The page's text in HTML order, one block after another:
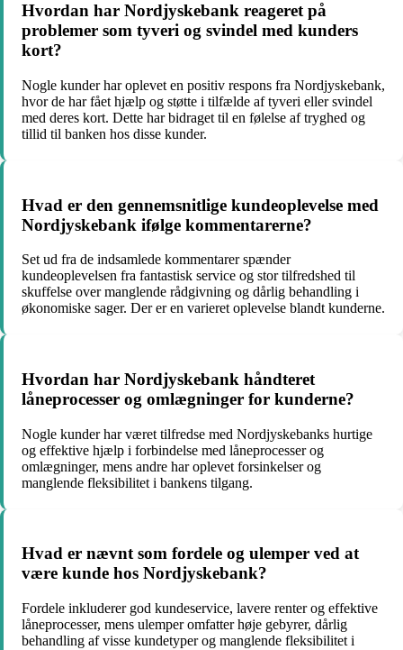
Hvordan har Nordjyskebank reageret på
problemer som tyveri og svindel med kunders
kort?
Nogle kunder har oplevet en positiv respons fra Nordjyskebank,
hvor de har fået hjælp og støtte i tilfælde af tyveri eller svindel
med deres kort. Dette har bidraget til en følelse af tryghed og
tillid til banken hos disse kunder.
Hvad er den gennemsnitlige kundeoplevelse med
Nordjyskebank ifølge kommentarerne?
Set ud fra de indsamlede kommentarer spænder
kundeoplevelsen fra fantastisk service og stor tilfredshed til
skuffelse over manglende rådgivning og dårlig behandling i
økonomiske sager. Der er en varieret oplevelse blandt kunderne.
Hvordan har Nordjyskebank håndteret
låneprocesser og omlægninger for kunderne?
Nogle kunder har været tilfredse med Nordjyskebanks hurtige
og effektive hjælp i forbindelse med låneprocesser og
omlægninger, mens andre har oplevet forsinkelser og
manglende fleksibilitet i bankens tilgang.
Hvad er nævnt som fordele og ulemper ved at
være kunde hos Nordjyskebank?
Fordele inkluderer god kundeservice, lavere renter og effektive
låneprocesser, mens ulemper omfatter høje gebyrer, dårlig
behandling af visse kundetyper og manglende fleksibilitet i